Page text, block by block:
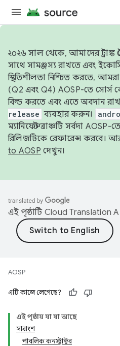
২০২৬ সাল থেকে, আমাদের ট্রাঙ্ক
সাথে সামঞ্জস্য রাখতে এবং
স্থিতিশীলতা নিশ্চিত করতে,
(Q2 এবং Q4) AOSP-তে সোর্স
বিল্ড করতে এবং এতে অবদান
release ব্যবহার করুন।
ম্যানিফেস্ট ব্রাঞ্চটি সর্বদা
রিলিজটিকে রেফারেন্স করবে।
to AOSP দেখুন।
এই পৃষ্ঠাটি Cloud Translation
AOSP
এটি কাজে লেগেছে?
এই পৃষ্ঠায় যা যা আছে
সারাংশ
পাবলিক কনস্ট্রাক্টর